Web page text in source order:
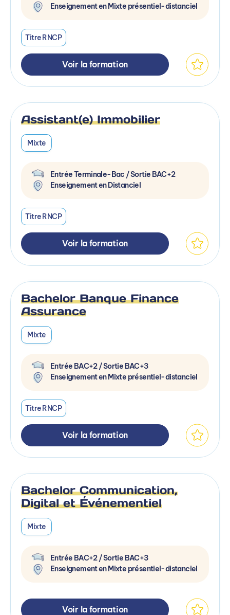
Enseignement en Mixte présentiel-distanciel
Titre RNCP
Voir la formation
Assistant(e) Immobilier
Mixte
Entrée Terminale-Bac / Sortie BAC+2
Enseignement en Distanciel
Titre RNCP
Voir la formation
Bachelor Banque Finance
Assurance
Mixte
Entrée BAC+2 / Sortie BAC+3
Enseignement en Mixte présentiel-distanciel
Titre RNCP
Voir la formation
Bachelor Communication,
Digital et Événementiel
Mixte
Entrée BAC+2 / Sortie BAC+3
Enseignement en Mixte présentiel-distanciel
Voir la formation